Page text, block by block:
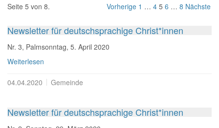
Seite 5 von 8. Vorherige 1 … 4 5 6 … 8 Nächste
Newsletter für deutschsprachige Christ*innen
Nr. 3, Palmsonntag, 5. April 2020
Weiterlesen
04.04.2020 Gemeinde
Newsletter für deutschsprachige Christ*innen